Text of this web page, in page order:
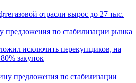
предложения по стабилизации рынка
исключить перекупщиков, на
закупок